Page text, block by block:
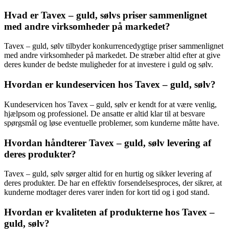
Hvad er Tavex – guld, sølvs priser sammenlignet
med andre virksomheder på markedet?
Tavex – guld, sølv tilbyder konkurrencedygtige priser sammenlignet
med andre virksomheder på markedet. De stræber altid efter at give
deres kunder de bedste muligheder for at investere i guld og sølv.
Hvordan er kundeservicen hos Tavex – guld, sølv?
Kundeservicen hos Tavex – guld, sølv er kendt for at være venlig,
hjælpsom og professionel. De ansatte er altid klar til at besvare
spørgsmål og løse eventuelle problemer, som kunderne måtte have.
Hvordan håndterer Tavex – guld, sølv levering af
deres produkter?
Tavex – guld, sølv sørger altid for en hurtig og sikker levering af
deres produkter. De har en effektiv forsendelsesproces, der sikrer, at
kunderne modtager deres varer inden for kort tid og i god stand.
Hvordan er kvaliteten af ​​produkterne hos Tavex –
guld, sølv?